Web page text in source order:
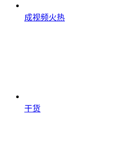
成视频火热
干货